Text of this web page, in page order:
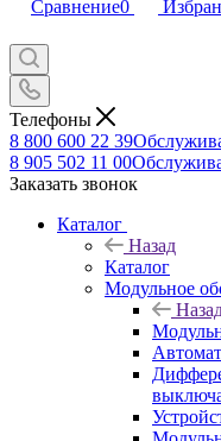
Сравнение0
Телефоны
8 800 600 22 39
8 905 502 11 00
Заказать звонок
Каталог
Назад
Каталог
Модульное